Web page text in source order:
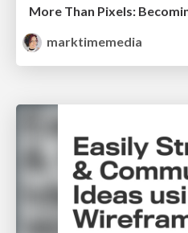
marktimemedia